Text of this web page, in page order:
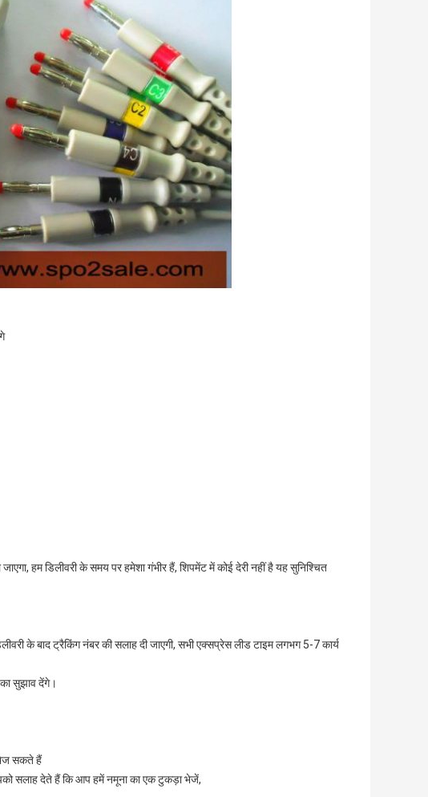
हम डिलीवरी के समय पर हमेशा गंभीर हैं, शिपमेंट में कोई देरी नहीं है यह सुनिश्चित
के बाद ट्रैकिंग नंबर की सलाह दी जाएगी, सभी एक्सप्रेस लीड टाइम लगभग 5-7 कार्य
सुझाव देंगे।
सकते हैं
सलाह देते हैं कि आप हमें नमूना का एक टुकड़ा भेजें,